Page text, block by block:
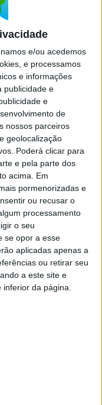
e/ou acedemos
e processamos
e informações
publicidade e
e
de
nossos parceiros
geolocalização
Poderá clicar para
e pela parte dos
acima. Em
pormenorizadas e
ou recusar o
processamento
o seu
se opor a esse
aplicadas apenas a
ou retirar seu
a este site e
da página.
de Musk
NFT
por 69